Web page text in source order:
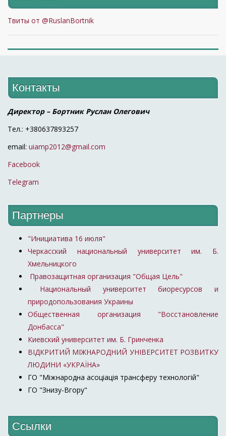
Твиты от @RuslanBortnik
Контакты
Директор – Бортник Руслан Олегович
Тел.: +380637893257
email: uiamp2012@gmail.com
Facebook
Telegram
Партнеры
"Инициатива 16 июля"
Черкасский национальный университет им. Б.
Хмельницкого
Правозащитная организация "Общая Цель"
Национальный университет биоресурсов и
природопользования Украины
Общественная организация "Восстановление
Донбасса"
Киевский университет им. Б. Гринченка
ВІДКРИТИЙ МІЖНАРОДНИЙ УНІВЕРСИТЕТ РОЗВИТКУ
ЛЮДИНИ «УКРАЇНА»
ГО "Міжнародна асоціація трансферу технологій"
ГО "Знизу-Вгору"
Ссылки